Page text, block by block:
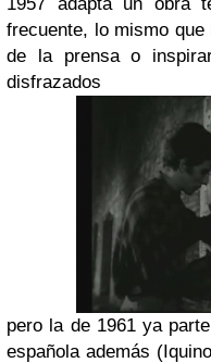
frecuente, lo mismo
de la prensa o
disfrazados
pero la de 1961 ya
española además